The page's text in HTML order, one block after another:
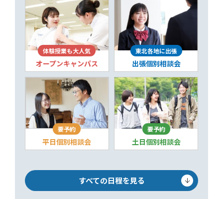
体験授業も大人気
オープンキャンパス
東北各地に出張
出張個別相談会
要予約
平日個別相談会
要予約
土日個別相談会
すべての日程を見る